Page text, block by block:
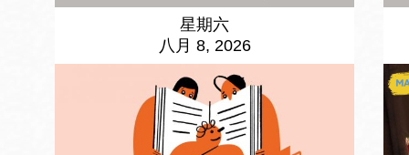
星期六
八月 8, 2026